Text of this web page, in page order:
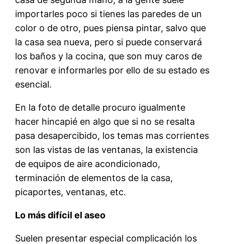
importarles poco si tienes las paredes de un
color o de otro, pues piensa pintar, salvo que
la casa sea nueva, pero si puede conservará
los baños y la cocina, que son muy caros de
renovar e informarles por ello de su estado es
esencial.
En la foto de detalle procuro igualmente
hacer hincapié en algo que si no se resalta
pasa desapercibido, los temas mas corrientes
son las vistas de las ventanas, la existencia
de equipos de aire acondicionado,
terminación de elementos de la casa,
picaportes, ventanas, etc.
Lo más difícil el aseo
Suelen presentar especial complicación los